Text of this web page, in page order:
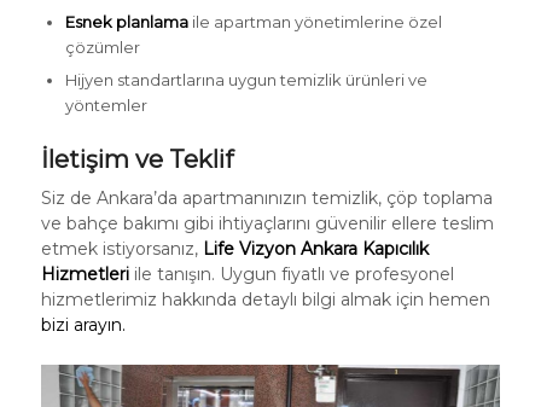
Esnek planlamaile apartman yönetimlerine özel
çözümler
Hijyen standartlarına uygun temizlik ürünleri ve
yöntemler
İletişim ve Teklif
Siz de Ankara’da apartmanınızın temizlik, çöp toplama
ve bahçe bakımı gibi ihtiyaçlarını güvenilir ellere teslim
etmek istiyorsanız, Life Vizyon Ankara Kapıcılık
Hizmetleriile tanışın. Uygun fiyatlı ve profesyonel
hizmetlerimiz hakkında detaylı bilgi almak için hemen
bizi arayın.